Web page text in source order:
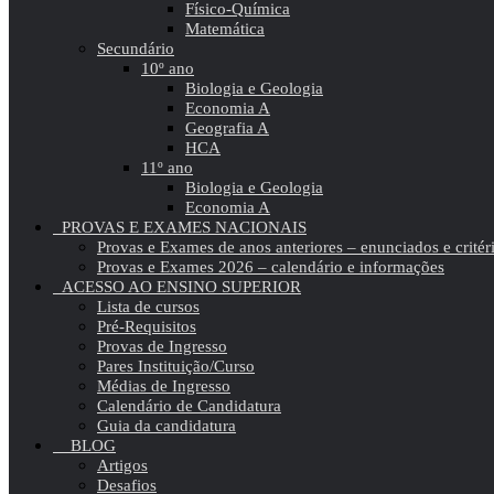
Físico-Química
Matemática
Secundário
10º ano
Biologia e Geologia
Economia A
Geografia A
HCA
11º ano
Biologia e Geologia
Economia A
PROVAS E EXAMES NACIONAIS
Provas e Exames de anos anteriores – enunciados e
Provas e Exames 2026 – calendário e informações
ACESSO AO ENSINO SUPERIOR
Lista de cursos
Pré-Requisitos
Provas de Ingresso
Pares Instituição/Curso
Médias de Ingresso
Calendário de Candidatura
Guia da candidatura
BLOG
Artigos
Desafios